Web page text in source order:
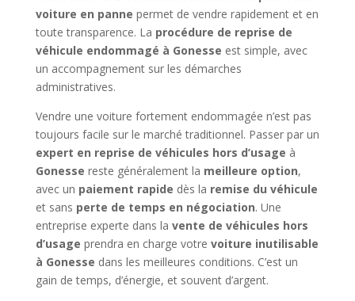
voiture en panne permet de vendre rapidement et en
toute transparence. La procédure de reprise de
véhicule endommagé à Gonesse est simple, avec
un accompagnement sur les démarches
administratives.
Vendre une voiture fortement endommagée n’est pas
toujours facile sur le marché traditionnel. Passer par un
expert en reprise de véhicules hors d’usage à
Gonesse reste généralement la meilleure option,
avec un paiement rapide dès la remise du véhicule
et sans perte de temps en négociation. Une
entreprise experte dans la vente de véhicules hors
d’usage prendra en charge votre voiture inutilisable
à Gonesse dans les meilleures conditions. C’est un
gain de temps, d’énergie, et souvent d’argent.